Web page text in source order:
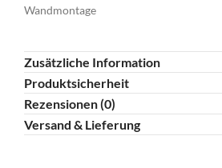
Wandmontage
Zusätzliche Information
Produktsicherheit
Rezensionen (0)
Versand & Lieferung